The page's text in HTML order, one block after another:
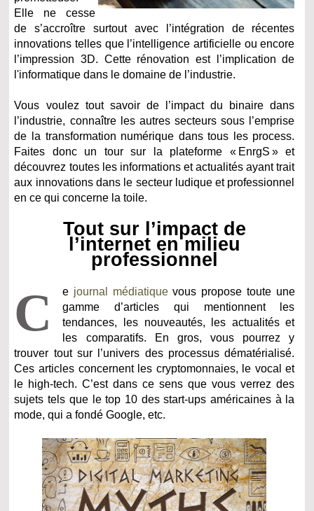
Elle ne cesse
de s’accroître surtout avec l’intégration de récentes
innovations telles que l’intelligence artificielle ou encore
l’impression 3D. Cette rénovation est l’implication de
l'informatique dans le domaine de l’industrie.
Vous voulez tout savoir de l’impact du binaire dans
l’industrie, connaître les autres secteurs sous l’emprise
de la transformation numérique dans tous les process.
Faites donc un tour sur la plateforme « EnrgS » et
découvrez toutes les informations et actualités ayant trait
aux innovations dans le secteur ludique et professionnel
en ce qui concerne la toile.
Tout sur l’impact de
l’internet en milieu
professionnel
C e journal médiatiquevous propose toute une
gamme d’articles qui mentionnent les
tendances, les nouveautés, les actualités et
les comparatifs. En gros, vous pourrez y
trouver tout sur l’univers des processus dématérialisé.
Ces articles concernent les cryptomonnaies, le vocal et
le high-tech. C’est dans ce sens que vous verrez des
sujets tels que le top 10 des start-ups américaines à la
mode, qui a fondé Google, etc.